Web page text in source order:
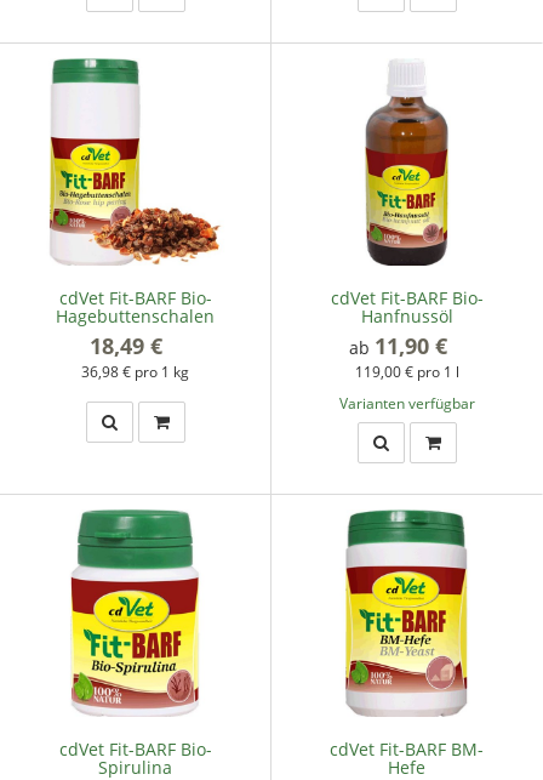
cdVet Fit-BARF Bio-
Hagebuttenschalen
18,49 €
36,98 € pro 1 kg
cdVet Fit-BARF Bio-
Hanfnussöl
ab 11,90 €
119,00 € pro 1 l
Varianten verfügbar
cdVet Fit-BARF Bio-
Spirulina
cdVet Fit-BARF BM-
Hefe